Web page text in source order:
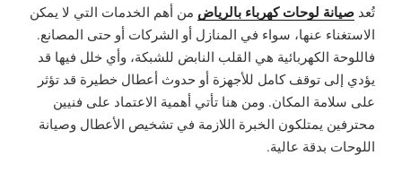
تُعد صيانة لوحات كهرباء بالرياض من أهم الخدمات التي لا يمكن
الاستغناء عنها، سواء في المنازل أو الشركات أو حتى المصانع.
فاللوحة الكهربائية هي القلب النابض للشبكة، وأي خلل فيها قد
يؤدي إلى توقف كامل للأجهزة أو حدوث أعطال خطيرة قد تؤثر
على سلامة المكان. ومن هنا تأتي أهمية الاعتماد على فنيين
محترفين يمتلكون الخبرة اللازمة في تشخيص الأعطال وصيانة
اللوحات بدقة عالية.